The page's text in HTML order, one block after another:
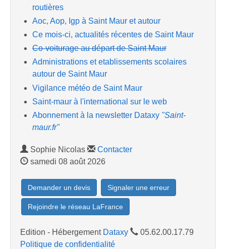
routières
Aoc, Aop, Igp à Saint Maur et autour
Ce mois-ci, actualités récentes de Saint Maur
Co-voiturage au départ de Saint Maur
Administrations et etablissements scolaires
autour de Saint Maur
Vigilance météo de Saint Maur
Saint-maur à l'international sur le web
Abonnement à la newsletter Dataxy "Saint-
maur.fr"
Sophie Nicolas
Contacter
samedi 08 août 2026
Demander un devis Signaler une erreur
Rejoindre le réseau LaFrance
Edition - Hébergement Dataxy
05.62.00.17.79
Politique de confidentialité